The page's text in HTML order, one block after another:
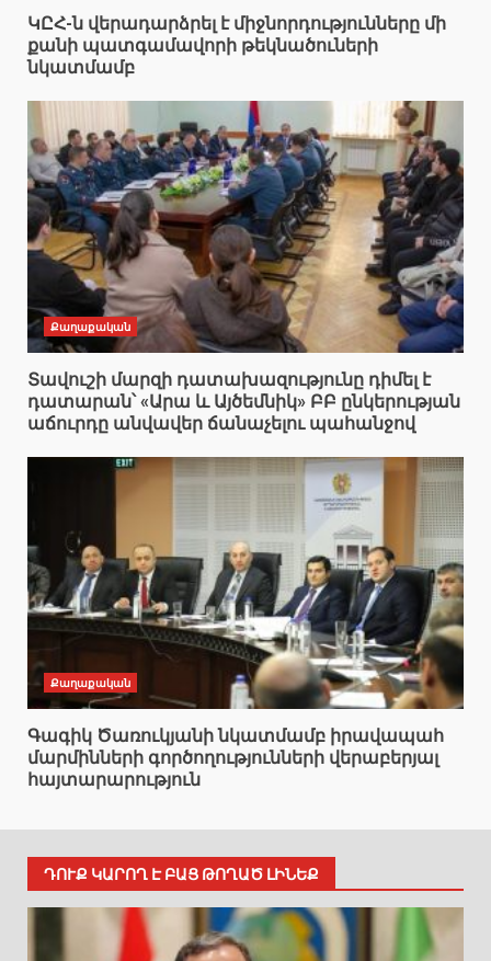
ԿԸՀ-ն վերադարձրել է միջնորդությունները մի
քանի պատգամավորի թեկնածուների
նկատմամբ
Քաղաքական
Տավուշի մարզի դատախազությունը դիմել է
դատարան՝ «Արա և Այծեմնիկ» ԲԲ ընկերության
աճուրդը անվավեր ճանաչելու պահանջով
Քաղաքական
Գագիկ Ծառուկյանի նկատմամբ իրավապահ
մարմինների գործողությունների վերաբերյալ
հայտարարություն
ԴՈՒՔ ԿԱՐՈՂ Է ԲԱՑ ԹՈՂԱԾ ԼԻՆԵՔ